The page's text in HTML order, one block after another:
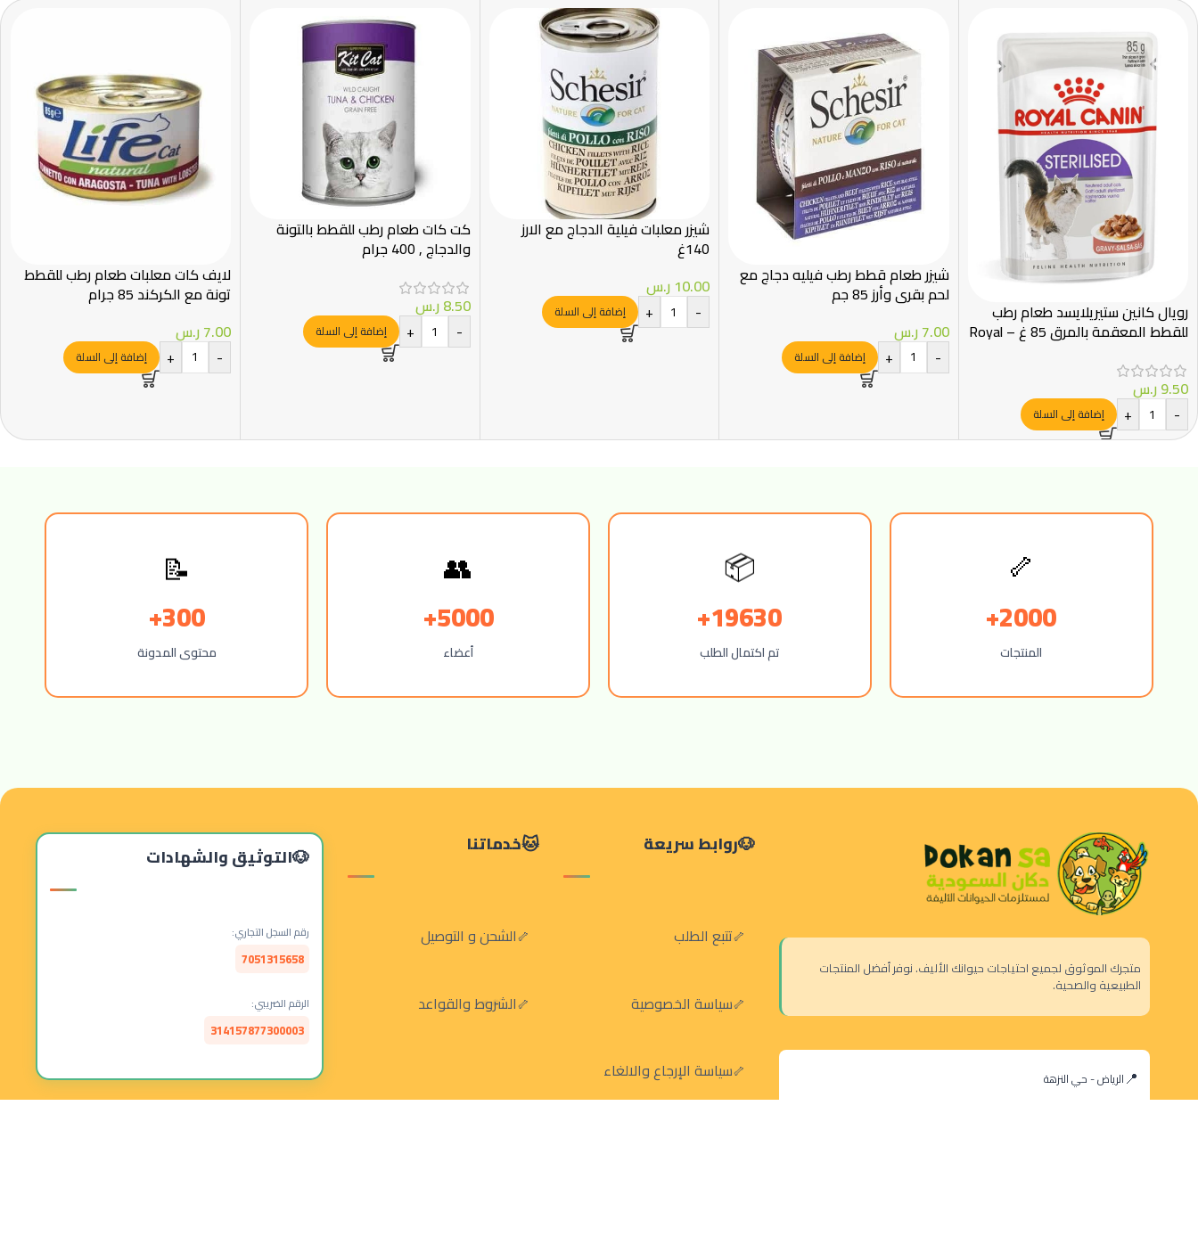
رويال كانين ستيريلايسد طعام رطب
للقطط المعقمة بالمرق 85 غ – Royal
9.50ر.س
-
+ إضافة إلى السلة
شيزر طعام قطط رطب فيليه دجاج مع
لحم بقري وأرز 85 جم
7.00ر.س
-
+ إضافة إلى السلة
شيزر معلبات فيلية الدجاج مع الارز
140غ
10.00 ر.س
-
+ إضافة إلى السلة
كت كات طعام رطب للقطط بالتونة
والدجاج , 400 جرام
8.50ر.س
-
+ إضافة إلى السلة
لايف كات معلبات طعام رطب للقطط
تونة مع الكركند 85 جرام
7.00ر.س
-
+ إضافة إلى السلة
🦴
2000+
المنتجات
📦
19630+
تم اكتمال الطلب
👥
5000+
أعضاء
📝
300+
محتوى المدونة
متجرك الموثوق لجميع احتياجات حيوانك الأليف. نوفر أفضل المنتجات
الطبيعية والصحية.
الرياض - حي النزهة
روابط سريعة
تتبع الطلب
سياسة الخصوصية
سياسة الإرجاع والالغاء
خدماتنا
الشحن و التوصيل
الشروط والقواعد
التوثيق والشهادات
رقم السجل التجاري:
7051315658
الرقم الضريبي:
314157877300003